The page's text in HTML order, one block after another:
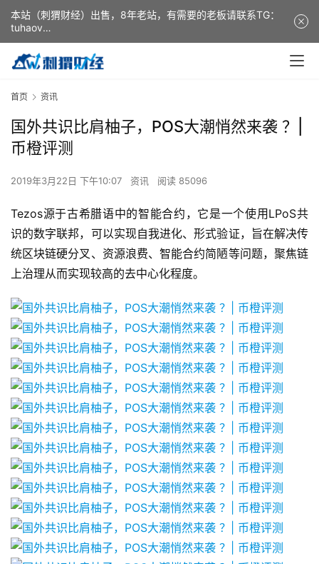
首页 资讯
国外共识比肩柚子，POS大潮悄然来袭 ？|
币橙评测
2019年3月22日 下午10:07 资讯 阅读 85096
Tezos源于古希腊语中的智能合约，它是一个使用LPoS共
识的数字联邦，可以实现自我进化、形式验证，旨在解决传
统区块链硬分叉、资源浪费、智能合约简陋等问题，聚焦链
上治理从而实现较高的去中心化程度。
本站（刺猬财经）出售，8年老站，有需要的老板请联系TG：
tuhaov
This website (ciweicaijing) is for sale. It is a 8-year-old
website. If you need it, please contact TG: tuhaov